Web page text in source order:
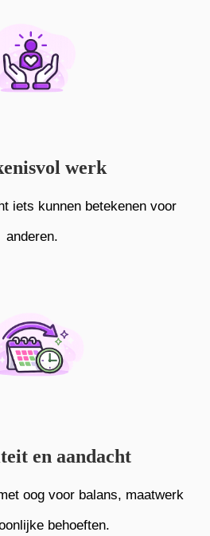
werk
iets kunnen betekenen voor
anderen.
en aandacht
oog voor balans, maatwerk
behoeften.